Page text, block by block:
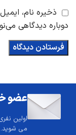
ذخیره نام،
دوباره دیدگاهی
عضو
اولین
می شوید.